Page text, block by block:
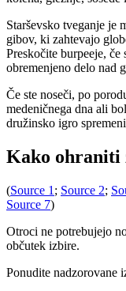
Starševsko tveganje je
gibov, ki zahtevajo
Preskočite burpeeje, če
obremenjeno delo nad
Če ste noseči, po
medeničnega dna ali
družinsko igro
Kako ohraniti
(Source 1 ; Source 2;
Source 7)
Otroci ne potrebujejo
občutek izbire.
Ponudite nadzorovane